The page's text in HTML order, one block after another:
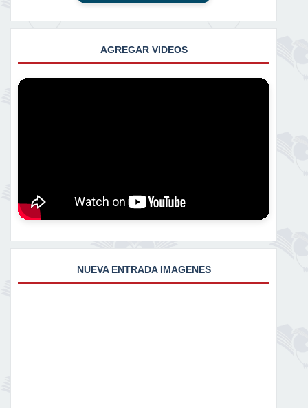
AGREGAR VIDEOS
NUEVA ENTRADA IMAGENES